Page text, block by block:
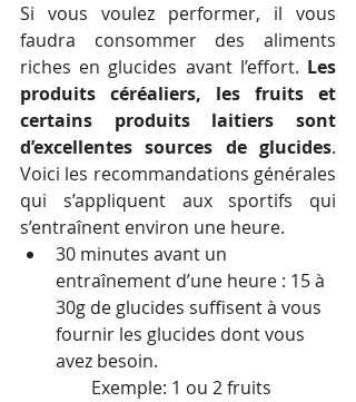
Si vous voulez performer, il vous
faudra consommer des aliments
riches en glucides avant l’effort. Les
produits céréaliers, les fruits et
certains produits laitiers sont
d’excellentes sources de glucides.
Voici les recommandations générales
qui s’appliquent aux sportifs qui
s’entraînent environ une heure.
30 minutes avant un
entraînement d’une heure : 15 à
30g de glucides suffisent à vous
fournir les glucides dont vous
avez besoin.
                Exemple: 1 ou 2 fruits